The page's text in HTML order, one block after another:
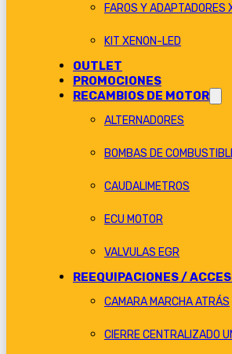
FAROS Y ADAPTADORES
KIT XENON-LED
OUTLET
PROMOCIONES
RECAMBIOS DE MOTOR
ALTERNADORES
BOMBAS DE
CAUDALIMETROS
ECU MOTOR
VALVULAS EGR
REEQUIPACIONES /
CAMARA MARCHA ATRÁS
CIERRE CENTRALIZADO